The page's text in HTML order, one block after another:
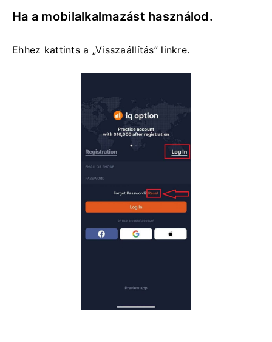
Ha a mobilalkalmazást használod.
Ehhez kattints a „Visszaállítás” linkre.